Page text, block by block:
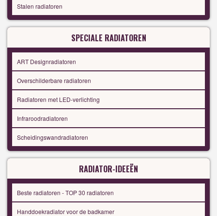
Stalen radiatoren
SPECIALE RADIATOREN
ART Designradiatoren
Overschilderbare radiatoren
Radiatoren met LED-verlichting
Infraroodradiatoren
Scheidingswandradiatoren
RADIATOR-IDEEËN
Beste radiatoren - TOP 30 radiatoren
Handdoekradiator voor de badkamer